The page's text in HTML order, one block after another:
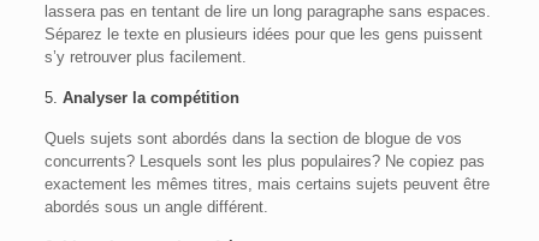
lassera pas en tentant de lire un long paragraphe sans espaces.
Séparez le texte en plusieurs idées pour que les gens puissent
s’y retrouver plus facilement.
5. Analyser la compétition
Quels sujets sont abordés dans la section de blogue de vos
concurrents? Lesquels sont les plus populaires? Ne copiez pas
exactement les mêmes titres, mais certains sujets peuvent être
abordés sous un angle différent.